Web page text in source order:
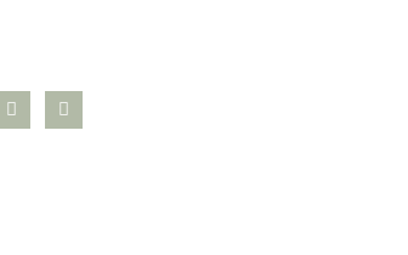
pinterest
mail